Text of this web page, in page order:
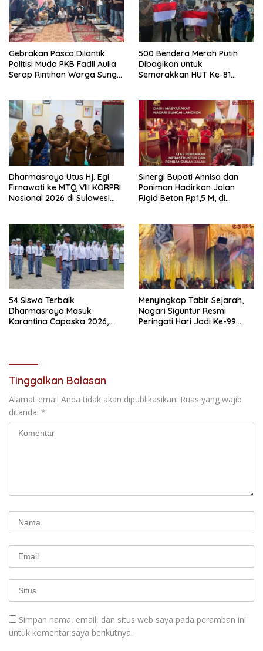
Gebrakan Pasca Dilantik:
Politisi Muda PKB Fadli Aulia
Serap Rintihan Warga Sungai
500 Bendera Merah Putih
Dibagikan untuk
Semarakkan HUT Ke-81
Dharmasraya Utus Hj. Egi
Firnawati ke MTQ VIII KORPRI
Nasional 2026 di Sulawesi
Sinergi Bupati Annisa dan
Poniman Hadirkan Jalan
Rigid Beton Rp1,5 M, di
Kasih
54 Siswa Terbaik
Dharmasraya Masuk
Karantina Capaska 2026,
Menyingkap Tabir Sejarah,
Nagari Siguntur Resmi
Peringati Hari Jadi Ke-99
Tinggalkan Balasan
Alamat email Anda tidak akan dipublikasikan. Ruas yang wajib
ditandai *
Simpan nama, email, dan situs web saya pada peramban ini
untuk komentar saya berikutnya.